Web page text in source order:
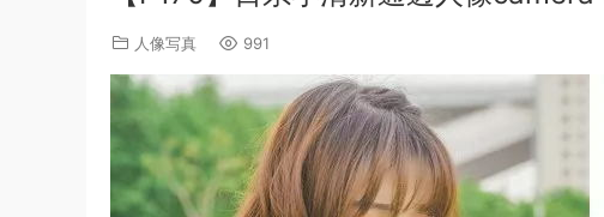
人像写真 991